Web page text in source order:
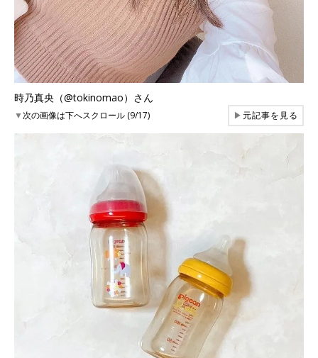
時乃真央（@tokinomao）さん
▼次の画像は下へスクロール (9/17) ▶元記事を見る